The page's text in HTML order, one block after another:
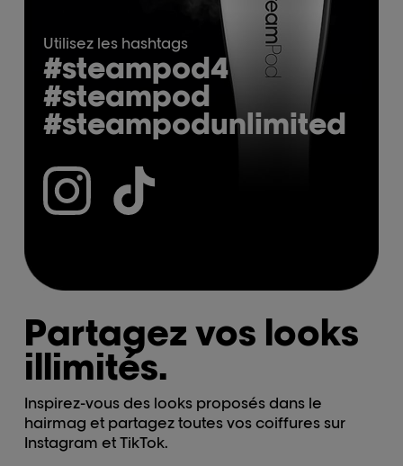
Utilisez les hashtags
#steampod4
#steampod
#steampodunlimited
Partagez vos looks
illimités.
Inspirez-vous des looks proposés dans le
hairmag et partagez toutes vos coiffures sur
Instagram et TikTok.